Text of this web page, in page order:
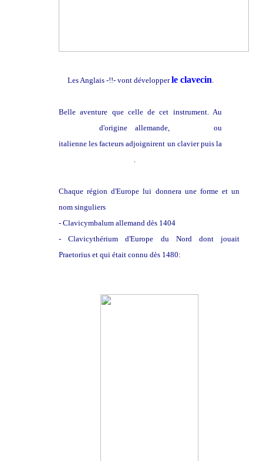
Les Anglais -!!- vont développerle clavecin
Belle aventure que celle de cet instrument. Au
d'origine allemande,
ou
italienne les facteurs adjoignirent un clavier puis la
Chaque région d'Europe lui donnera une forme et un
nom singuliers
- Clavicymbalum allemand dès 1404
- Clavicythérium d'Europe du Nord dont jouait
Praetorius et qui était connu dès 1480: